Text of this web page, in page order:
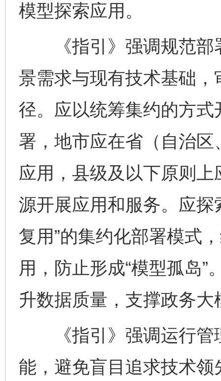
模型探索应用。
《指引》强调规范部
景需求与现有技术基础
径。应以统筹集约的方
署，地市应在省（自治
应用，县级及以下原则
源开展应用和服务。应探
复用”的集约化部署模式
用，防止形成“模型孤岛
升数据质量，支撑政务
《指引》强调运行管
能，避免盲目追求技术领